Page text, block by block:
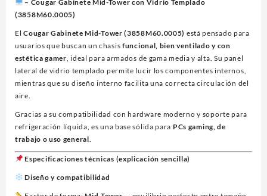
– Cougar Gabinete Mid-Tower con Vidrio Templado
(3858M60.0005)
ElCougar Gabinete Mid-Tower (3858M60.0005) está pensado para
usuarios que buscan un chasis funcional, bien ventilado y con
estética gamer , ideal para armados de gama media y alta. Su panel
lateral de vidrio templado permite lucir los componentes internos,
mientras que su diseño interno facilita una correcta circulación del
aire.
Gracias a su compatibilidad con hardware moderno y soporte para
refrigeración líquida, es una base sólida para PCs gaming, de
trabajo o uso general
Especificaciones técnicas (explicación sencilla)
Diseño y compatibilidad